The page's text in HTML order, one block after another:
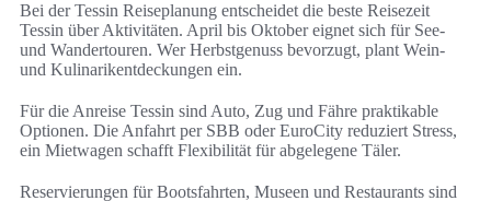
Bei der Tessin Reiseplanung entscheidet die beste Reisezeit
Tessin über Aktivitäten. April bis Oktober eignet sich für See-
und Wandertouren. Wer Herbstgenuss bevorzugt, plant Wein-
und Kulinarikentdeckungen ein.
Für die Anreise Tessin sind Auto, Zug und Fähre praktikable
Optionen. Die Anfahrt per SBB oder EuroCity reduziert Stress,
ein Mietwagen schafft Flexibilität für abgelegene Täler.
Reservierungen für Bootsfahrten, Museen und Restaurants sind